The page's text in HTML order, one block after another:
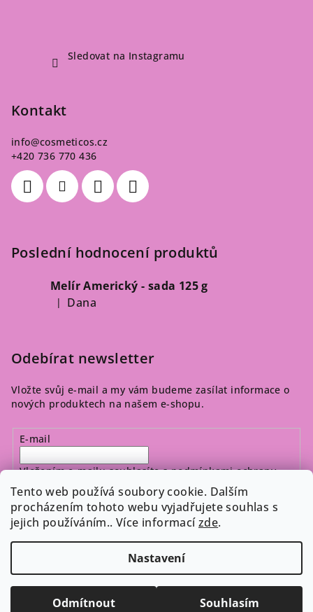
Tento web používá soubory cookie. Dalším
procházením tohoto webu vyjadřujete souhlas s
jejich používáním.. Více informacízde.
Nastavení
Odmítnout Souhlasím
Sledovat na Instagramu
Kontakt
info@cosmeticos.cz
+420 736 770 436
Poslední hodnocení produktů
Melír Americký - sada 125 g
Hodnocení produktu je 5 z 5 hvězdiček.
| Dana
Odebírat newsletter
Vložte svůj e-mail a my vám budeme zasílat informace o
nových produktech na našem e-shopu.
E-mail
Vložením e-mailu souhlasíte spodmínkami ochrany
osobních údajů
Přihlásit se
Upravit nastavení cookies